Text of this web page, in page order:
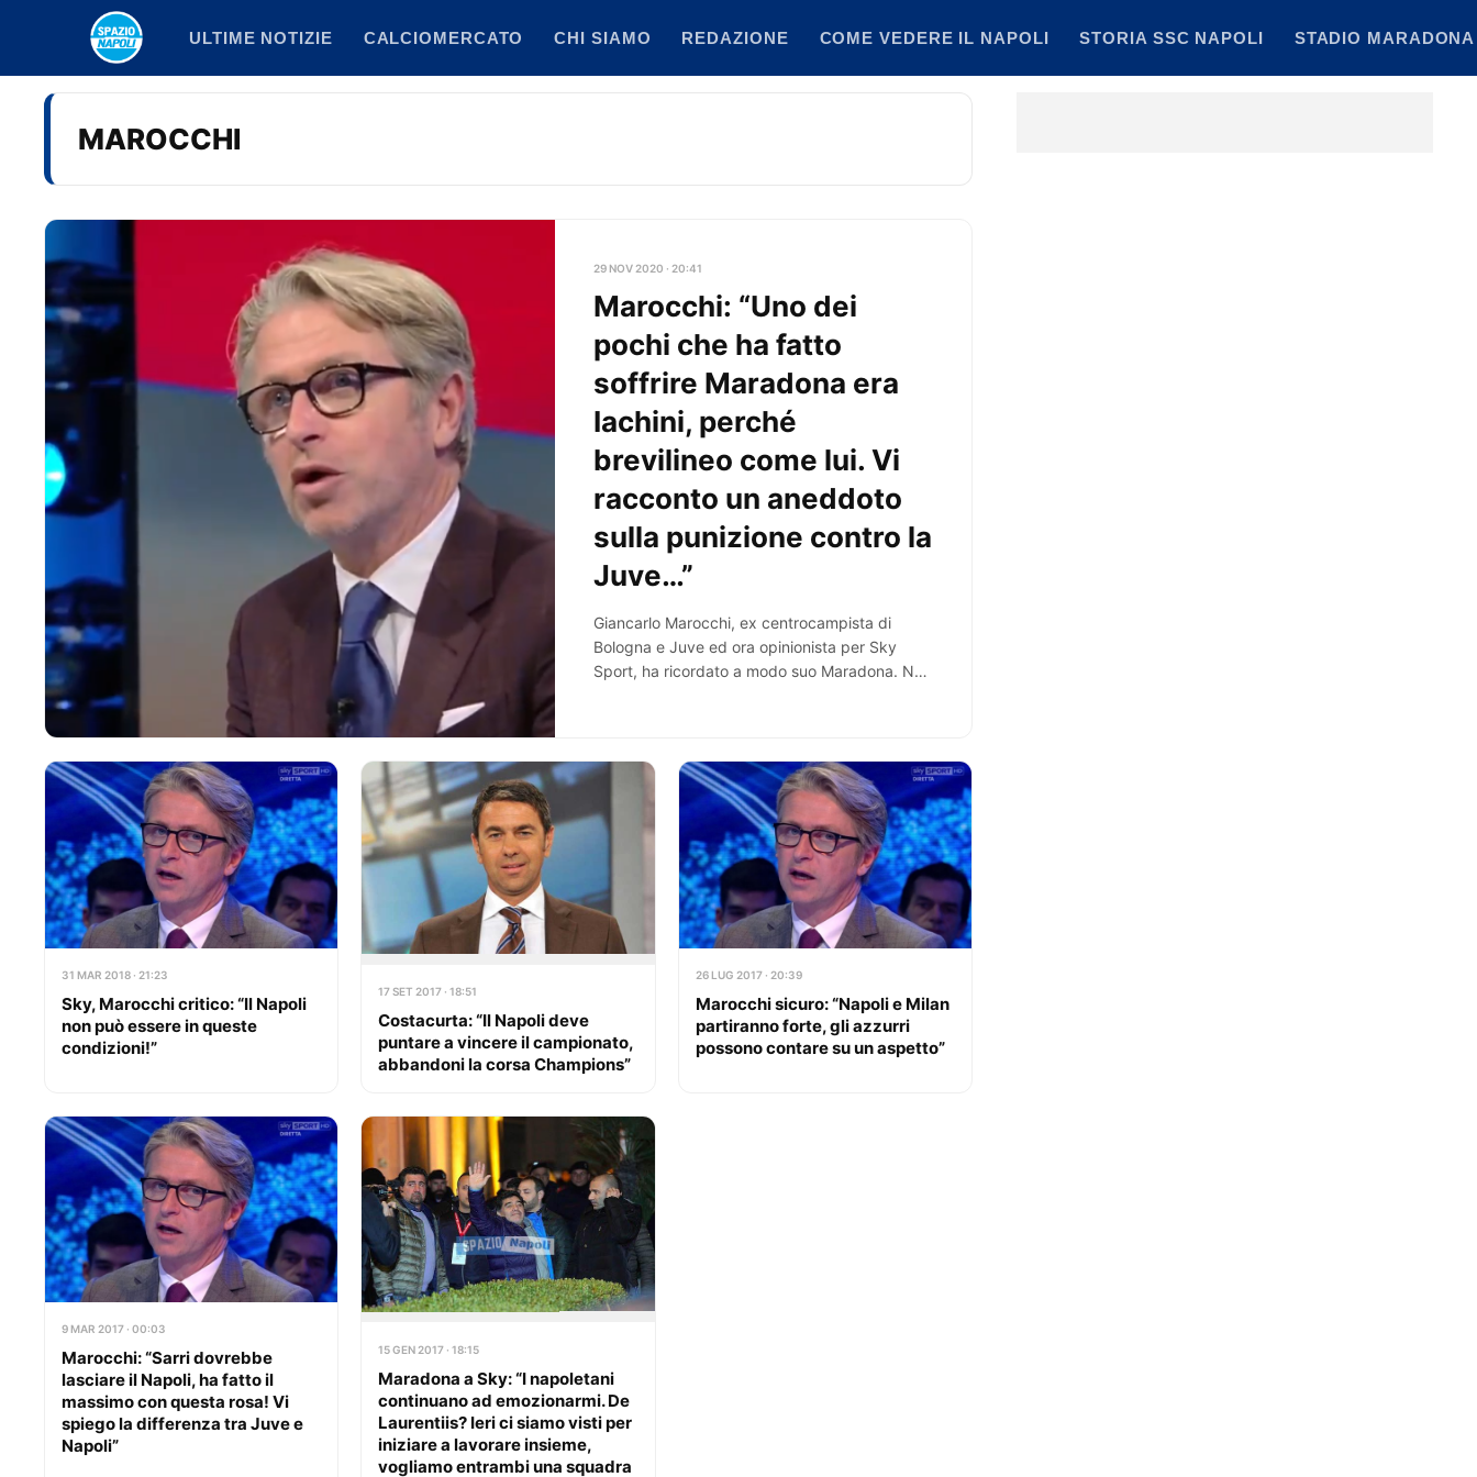
ULTIME NOTIZIE CALCIOMERCATO CHI SIAMO REDAZIONE COME VEDERE IL NAPOLI STORIA SSC NAPOLI STADIO MARADONA
MAROCCHI
29 NOV 2020 · 20:41
Marocchi: “Uno dei
pochi che ha fatto
soffrire Maradona era
Iachini, perché
brevilineo come lui. Vi
racconto un aneddoto
sulla punizione contro la
Juve…”
Giancarlo Marocchi, ex centrocampista di
Bologna e Juve ed ora opinionista per Sky
Sport, ha ricordato a modo suo Maradona. Nel
31 MAR 2018 · 21:23
Sky, Marocchi critico: “Il Napoli
non può essere in queste
condizioni!”
17 SET 2017 · 18:51
Costacurta: “Il Napoli deve
puntare a vincere il campionato,
abbandoni la corsa Champions”
26 LUG 2017 · 20:39
Marocchi sicuro: “Napoli e Milan
partiranno forte, gli azzurri
possono contare su un aspetto”
9 MAR 2017 · 00:03
Marocchi: “Sarri dovrebbe
lasciare il Napoli, ha fatto il
massimo con questa rosa! Vi
spiego la differenza tra Juve e
Napoli”
15 GEN 2017 · 18:15
Maradona a Sky: “I napoletani
continuano ad emozionarmi. De
Laurentiis? Ieri ci siamo visti per
iniziare a lavorare insieme,
vogliamo entrambi una squadra